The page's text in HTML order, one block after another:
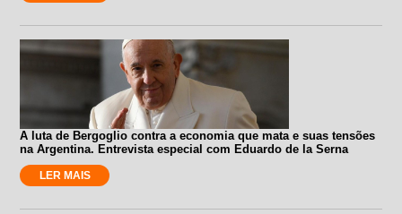
A luta de Bergoglio contra a economia que mata e suas tensões
na Argentina. Entrevista especial com Eduardo de la Serna
LER MAIS